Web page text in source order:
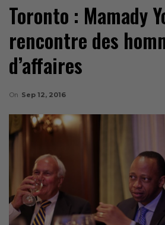
Toronto : Mamady
rencontre des
d’affaires
On Sep 12, 2016